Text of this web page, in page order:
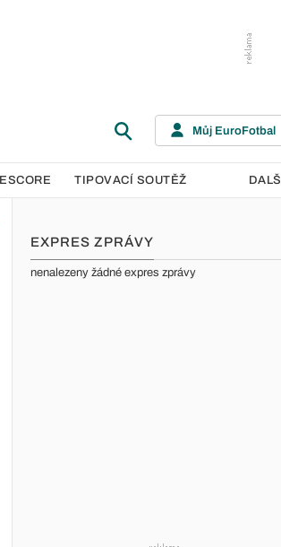
Můj EuroFotbal
TIPOVACÍ SOUTĚŽ DALŠÍ
EXPRES ZPRÁVY
nenalezeny žádné expres zprávy